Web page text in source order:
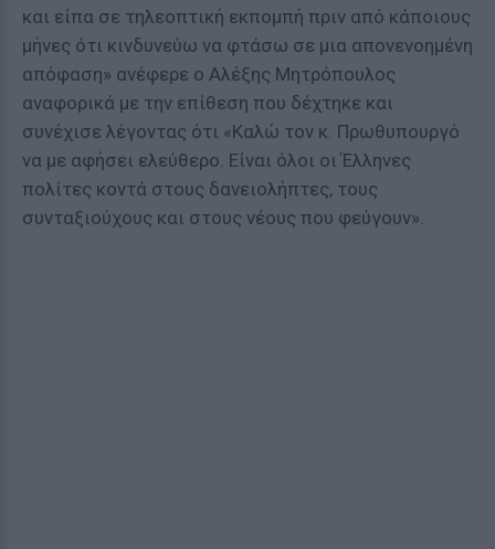
και είπα σε τηλεοπτική εκπομπή πριν από κάποιους
μήνες ότι κινδυνεύω να φτάσω σε μια απονενοημένη
απόφαση» ανέφερε ο Αλέξης Μητρόπουλος
αναφορικά με την επίθεση που δέχτηκε και
συνέχισε λέγοντας ότι «Καλώ τον κ. Πρωθυπουργό
να με αφήσει ελεύθερο. Είναι όλοι οι Έλληνες
πολίτες κοντά στους δανειολήπτες, τους
συνταξιούχους και στους νέους που φεύγουν».